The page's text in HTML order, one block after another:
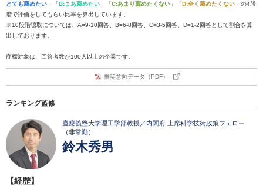
とても薦めたい 」「B:まあ薦めたい 」「C:あまり薦めたくない 」「D:全く薦めたくない 」の4段
階で評価をしてもらい比率を算出しています。
※10段階聴取については、A=9-10回答、B=6-8回答、C=3-5回答、D=1-2回答として割合を算
出しております。
商標対象は、回答者数が100人以上の企業です。
推奨意向データ（PDF）
ランキング監修
慶應義塾大学理工学部教授／内閣府 上席科学技術政策フェロー
（非常勤）
鈴木秀男
【経歴】